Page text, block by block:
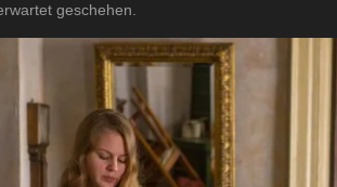
geschehen.